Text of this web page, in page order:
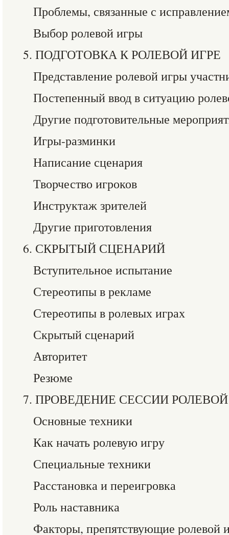
Проблемы, связанные с
Выбор ролевой игры
5. ПОДГОТОВКА К РОЛЕВОЙ ИГРЕ
Представление ролевой игры
Постепенный ввод в ситуацию
Другие подготовительные
Игры-разминки
Написание сценария
Творчество игроков
Инструктаж зрителей
Другие приготовления
6. СКРЫТЫЙ СЦЕНАРИЙ
Вступительное испытание
Стереотипы в рекламе
Стереотипы в ролевых играх
Скрытый сценарий
Авторитет
Резюме
7. ПРОВЕДЕНИЕ СЕССИИ
Основные техники
Как начать ролевую игру
Специальные техники
Расстановка и переигровка
Роль наставника
Факторы, препятствующие ролевой